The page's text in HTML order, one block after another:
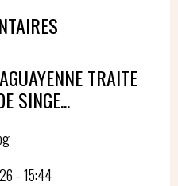
TRAITE
SINGE...
- 15:44